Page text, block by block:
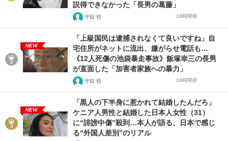
説得できなかった「長男の葛藤」
守田 哲 16時間前
NEW
「上級国民は逮捕されなくて良いですね」自
宅住所がネットに流出、嫌がらせ電話も…
《12人死傷の池袋暴走事故》飯塚幸三の長男
が直面した「加害者家族への暴力」
守田 哲 16時間前
NEW
「黒人の下半身に惹かれて結婚したんだろ」
ケニア人男性と結婚した日本人女性（31）
に“誹謗中傷”殺到…本人が語る、日本で感じ
る“外国人差別”のリアル